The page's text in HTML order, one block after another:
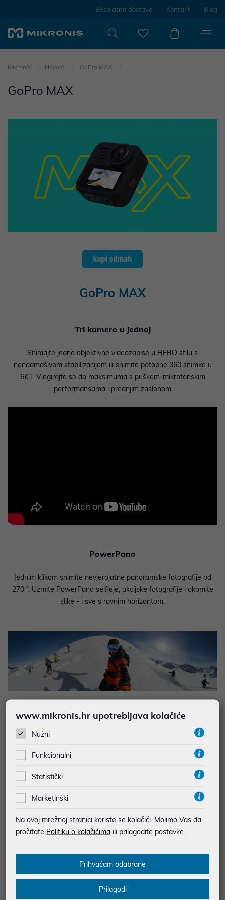
Besplatna dostava Kontakt Blog
Mikronis Novosti GoPro MAX
GoPro MAX
GoPro MAX
Tri kamere u jednoj
Snimajte jedno objektivne videozapise u HERO stilu s
nenadmašivom stabilizacijom ili snimite potopne 360 ​​snimke u
6K1. Vlogirajte se do maksimuma s puškom-mikrofonskim
performansama i prednjim zaslonom
PowerPano
Jednim klikom snimite nevjerojatne panoramske fotografije od
270 °. Uzmite PowerPano selfieje, akcijske fotografije i okomite
slike - i sve s ravnim horizontom.
Stvorite zadivljujuće, glatko snimanje vremenskih karata u 360 i
HERO načinima. A u načinu HERO možete tijekom snimanja
također ubacivati ​​i izlaziti iz stvarnog vremena.
www.mikronis.hr upotrebljava kolačiće
Nužni
Funkcionalni
Statistički
Marketinški
Na ovoj mrežnoj stranici koriste se kolačići. Molimo Vas da
pročitate Politiku o kolačićima ili prilagodite postavke.
Prihvaćam odabrane
Prilagodi